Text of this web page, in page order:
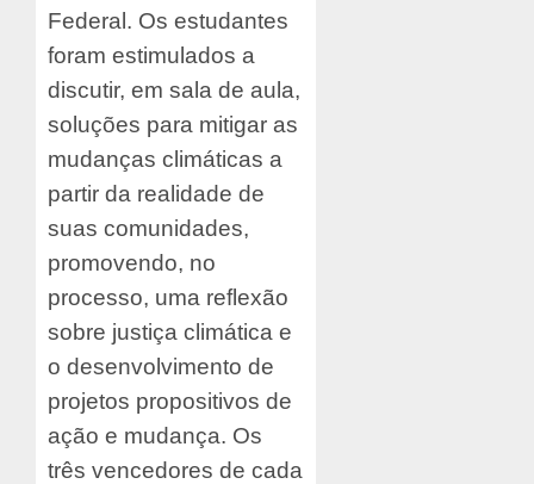
Federal. Os estudantes
foram estimulados a
discutir, em sala de aula,
soluções para mitigar as
mudanças climáticas a
partir da realidade de
suas comunidades,
promovendo, no
processo, uma reflexão
sobre justiça climática e
o desenvolvimento de
projetos propositivos de
ação e mudança. Os
três vencedores de cada